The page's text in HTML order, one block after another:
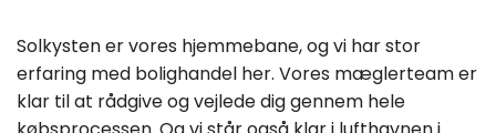
Solkysten er vores hjemmebane, og vi har stor
erfaring med bolighandel her. Vores mæglerteam er
klar til at rådgive og vejlede dig gennem hele